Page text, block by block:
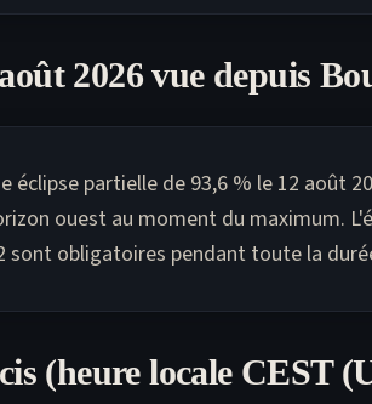
2026 vue depuis
éclipse partielle de 93,6 % le 12 août
ouest au moment du maximum.
sont obligatoires pendant toute la
(heure locale CEST